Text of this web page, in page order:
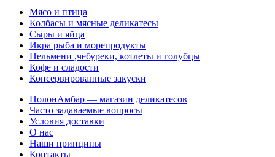
Мясо и птица
Колбасы и мясные деликатесы
Сыры и яйца
Икра рыба и морепродукты
Пельмени ,чебуреки, котлеты и голубцы
Кофе и сладости
Консервированные закуски
ПолонАмбар — магазин деликатесов
Часто задаваемые вопросы
Условия доставки
О нас
Наши принципы
Контакты